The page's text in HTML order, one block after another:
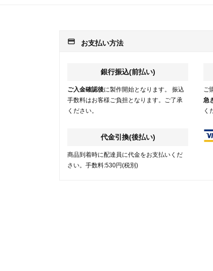
payment お支払い方法
銀行振込(前払い)
ご入金確認後に製作開始となります。 振込
手数料はお客様ご負担となります。ご了承
ください。
代金引換(後払い)
商品到着時に配達員に代金をお支払いくだ
さい。手数料:530円(税別)
ご
急
く